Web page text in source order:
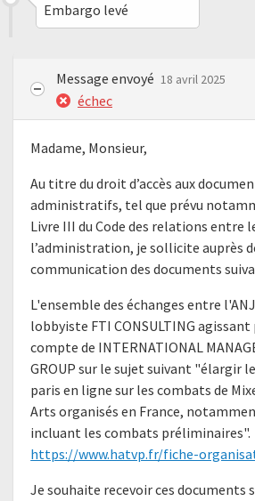
Embargo levé
Message envoyé 18 avril 2025
échec
Madame, Monsieur,
Au titre du droit d’accès aux
administratifs, tel que prévu
Livre III du Code des relations entre
l’administration, je sollicite auprès
communication des documents
L'ensemble des échanges entre
lobbyiste FTI CONSULTING agissant
compte de INTERNATIONAL
GROUP sur le sujet suivant "élargir
paris en ligne sur les combats de
Arts organisés en France,
incluant les combats préliminaires".
https://www.hatvp.fr/fiche-
Je souhaite recevoir ces documents